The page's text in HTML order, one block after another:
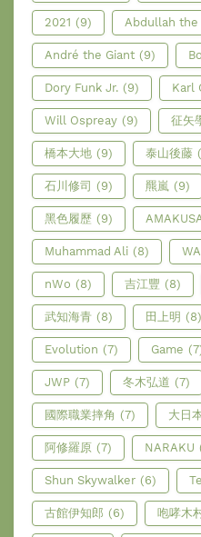
2021 (9) Abdullah the
André the Giant (9)
Dory Funk Jr. (9) Karl
Will Ospreay (9) 征矢
橋本大地 (9) 泰山後藤
石川修司 (9) 羆嵐 (9)
黑色履歷 (9)
Muhammad Ali (8)
nWo (8) 吉江豐 (8)
武知海青 (8) 田上明 (8)
Evolution (7) Game
JWP (7) 冬木弘道 (7)
國際職業摔角 (7) 大日
阿修羅原 (7) NARAKU
Shun Skywalker (6)
古館伊知郎 (6) 咆哮木